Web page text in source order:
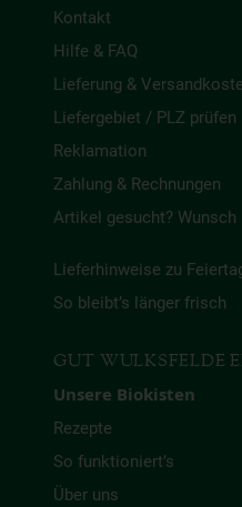
Kontakt
Hilfe & FAQ
Lieferung &
Liefergebiet / PLZ prüfen
Reklamation
Zahlung & Rechnungen
Artikel gesucht?
Lieferhinweise zu
So bleibt’s länger frisch
GUT WULKSFELDE
Unsere Biokisten
Rezepte
So funktioniert’s
Über uns